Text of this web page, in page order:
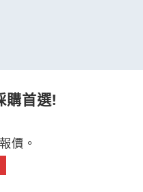
購首選!
價。